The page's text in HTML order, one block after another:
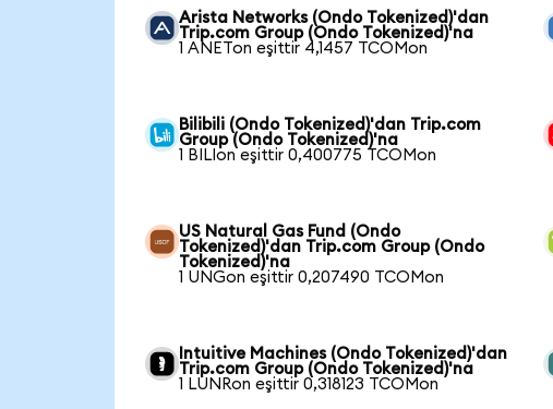
Arista Networks (Ondo Tokenized)'dan
Trip.com Group (Ondo Tokenized)'na
1 ANETon eşittir 4,1457 TCOMon
Bilibili (Ondo Tokenized)'dan Trip.com
Group (Ondo Tokenized)'na
1 BILIon eşittir 0,400775 TCOMon
US Natural Gas Fund (Ondo
Tokenized)'dan Trip.com Group (Ondo
Tokenized)'na
1 UNGon eşittir 0,207490 TCOMon
Intuitive Machines (Ondo Tokenized)'dan
Trip.com Group (Ondo Tokenized)'na
1 LUNRon eşittir 0,318123 TCOMon